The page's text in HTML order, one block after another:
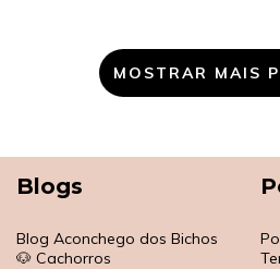
MOSTRAR MAIS
Blogs
Blog Aconchego dos Bichos
🐶 Cachorros